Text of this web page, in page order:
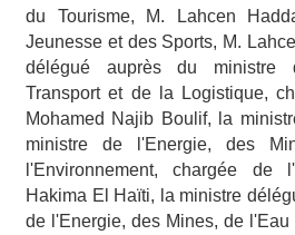
du Tourisme, M. Lahcen
Jeunesse et des Sports, M.
délégué auprès du ministre
Transport et de la Logistique,
Mohamed Najib Boulif, la
ministre de l'Energie, des
l'Environnement, chargée de
Hakima El Haïti, la ministre
de l'Energie, des Mines, de l'Eau